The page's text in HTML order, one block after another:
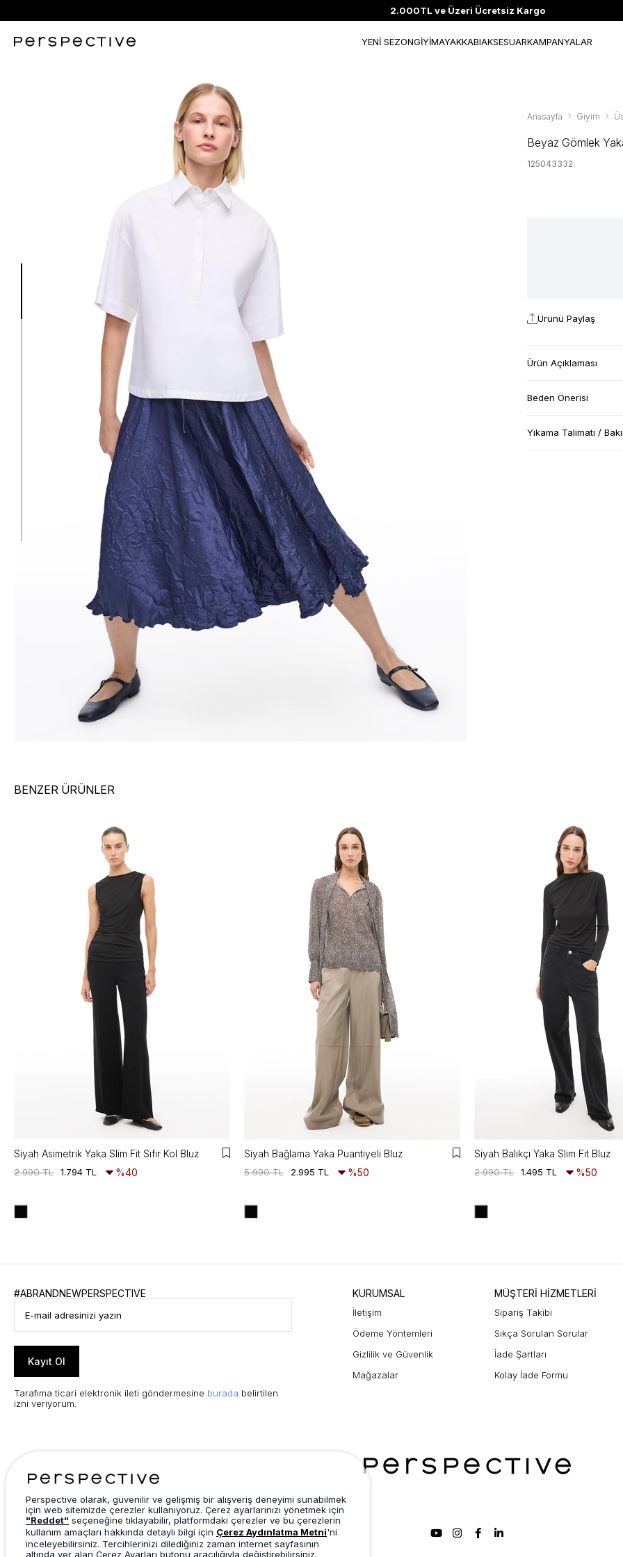
2.000TL ve Üzeri Ücretsiz Kargo
YENİ SEZONGİYİMAYAKKABIAKSESUARKAMPANYALAR
Anasayfa Giyim
Beyaz Gömlek
125043332
Ürünü Paylaş
Ürün Açıklaması
Beden Önerisi
Yıkama Talimatı /
BENZER ÜRÜNLER
Siyah Asimetrik Yaka Slim Fit Sıfır Kol Bluz
1.794 TL
2.990 TL %40
Siyah Bağlama Yaka Puantiyeli Bluz
2.995 TL
5.990 TL %50
Siyah Balıkçı Yaka Slim Fit Bluz
1.495 TL
2.990 TL %50
#ABRANDNEWPERSPECTIVE
Kayıt Ol
Tarafıma ticari elektronik ileti göndermesine burada belirtilen
izni veriyorum.
KURUMSAL
İletişim
Ödeme Yöntemleri
Gizlilik ve Güvenlik
Mağazalar
MÜŞTERİ HİZMETLERİ
Sipariş Takibi
Sıkça Sorulan Sorular
İade Şartları
Kolay İade Formu
Perspective olarak, güvenilir ve gelişmiş bir alışveriş deneyimi sunabilmek
için web sitemizde çerezler kullanıyoruz. Çerez ayarlarınızı yönetmek için
"Reddet" seçeneğine tıklayabilir, platformdaki çerezler ve bu çerezlerin
kullanım amaçları hakkında detaylı bilgi için Çerez Aydınlatma Metni'ni
inceleyebilirsiniz. Tercihlerinizi dilediğiniz zaman internet sayfasının
altında yer alan Çerez Ayarları butonu aracılığıyla değiştirebilirsiniz.